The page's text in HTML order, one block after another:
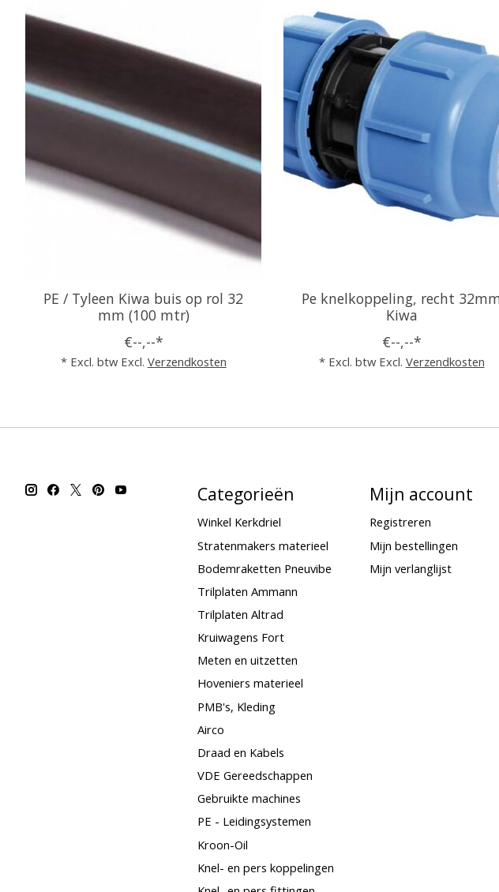
PE / Tyleen Kiwa buis op rol 32
mm (100 mtr)
€--,--*
* Excl. btw Excl. Verzendkosten
Pe knelkoppeling, recht
Kiwa
€--,--*
* Excl. btw Excl. Verzendkosten
Categorieën
Winkel Kerkdriel
Stratenmakers materieel
Bodemraketten Pneuvibe
Trilplaten Ammann
Trilplaten Altrad
Kruiwagens Fort
Meten en uitzetten
Hoveniers materieel
PMB's, Kleding
Airco
Draad en Kabels
VDE Gereedschappen
Gebruikte machines
PE - Leidingsystemen
Kroon-Oil
Knel- en pers koppelingen
Mijn account
Registreren
Mijn bestellingen
Mijn verlanglijst